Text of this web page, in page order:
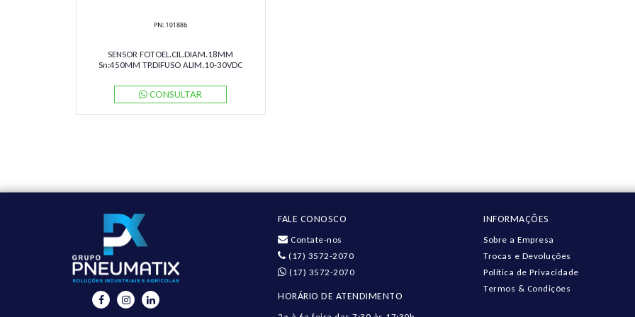
SENSOR FOTOEL.CIL.DIAM.18MM
Sn:450MM TP.DIFUSO ALIM.10-30VDC
PN:188567 PEPPERL
CONSULTAR
FALE CONOSCO
Contate-nos
(17) 3572-2070
(17) 3572-2070
HORÁRIO DE ATENDIMENTO
INFORMAÇÕES
Sobre a Empresa
Trocas e Devoluções
Política de Privacidade
Termos & Condições